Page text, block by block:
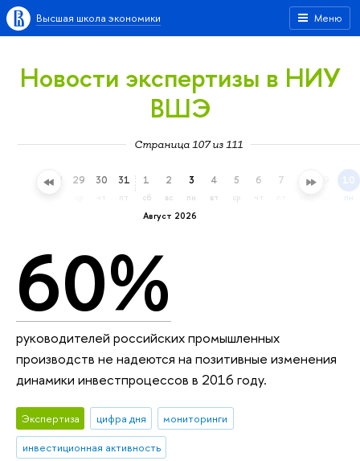
Меню
Высшая школа экономики
Новости экспертизы в НИУ
ВШЭ
Страница 107 из 111
28 29 30 31
пт
Август 2026
1
сб
2
вс
3
пн
4
вт
5
ср
6 7 8 10
пн
60%
руководителей российских промышленных
производств не надеются на позитивные изменения
динамики инвестпроцессов в 2016 году.
Экспертиза цифра дня
мониторинги
инвестиционная активность